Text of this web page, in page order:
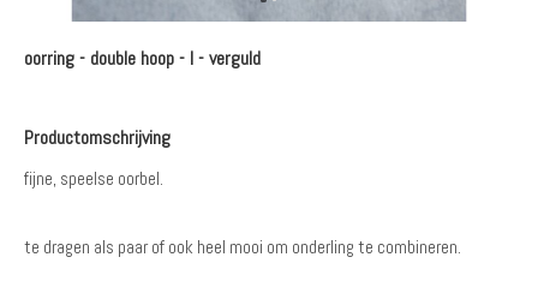
oorring - double hoop - l - verguld
Productomschrijving
fijne, speelse oorbel.
te dragen als paar of ook heel mooi om onderling te combineren.